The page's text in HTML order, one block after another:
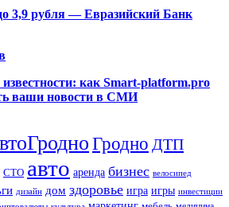
3,9 рубля — Евразийский Банк
как Smart-platform.pro
ваши новости в СМИ
Гродно ДТП
СТО авто аренда бизнес велосипед
дизайн дом здоровье игра игры инвестиции